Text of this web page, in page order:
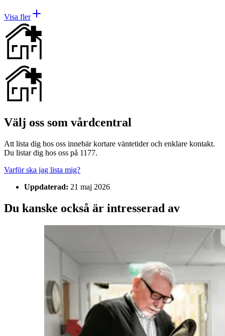
Visa fler
Välj oss som vårdcentral
Att lista dig hos oss innebär kortare väntetider och enklare kontakt.
Du listar dig hos oss på 1177.
Varför ska jag lista mig?
Uppdaterad: 21 maj 2026
Du kanske också är intresserad av